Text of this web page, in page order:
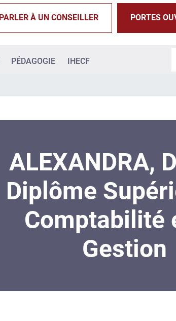
PARLER À UN CONSEILLER PORTES
PÉDAGOGIE IHECF
ALEXANDRA,
Diplôme
Comptabilité
Gestion